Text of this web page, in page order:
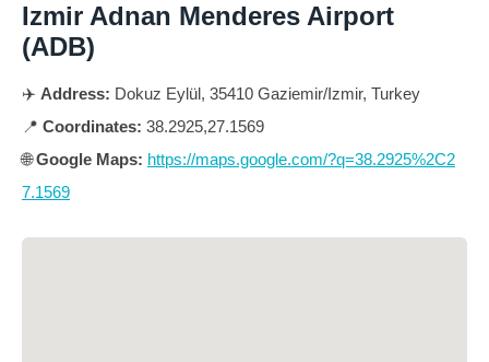
Izmir Adnan Menderes Airport
(ADB)
✈️ Address: Dokuz Eylül, 35410 Gaziemir/Izmir, Turkey
📍 Coordinates: 38.2925,27.1569
🌐Google Maps: https://maps.google.com/?q=38.2925%2C2
7.1569